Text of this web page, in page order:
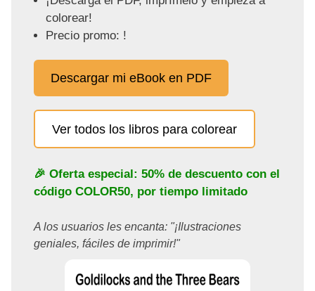
colorear!
Precio promo: !
Descargar mi eBook en PDF
Ver todos los libros para colorear
🎉 Oferta especial: 50% de descuento con el
código COLOR50, por tiempo limitado
A los usuarios les encanta: "¡Ilustraciones
geniales, fáciles de imprimir!"